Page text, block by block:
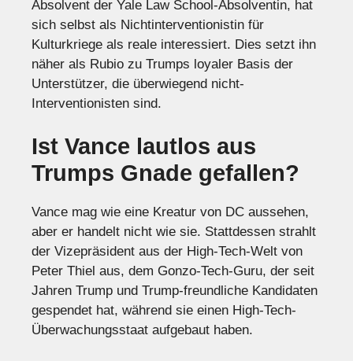
Absolvent der Yale Law School-Absolventin, hat
sich selbst als Nichtinterventionistin für
Kulturkriege als reale interessiert. Dies setzt ihn
näher als Rubio zu Trumps loyaler Basis der
Unterstützer, die überwiegend nicht-
Interventionisten sind.
Ist Vance lautlos aus
Trumps Gnade gefallen?
Vance mag wie eine Kreatur von DC aussehen,
aber er handelt nicht wie sie. Stattdessen strahlt
der Vizepräsident aus der High-Tech-Welt von
Peter Thiel aus, dem Gonzo-Tech-Guru, der seit
Jahren Trump und Trump-freundliche Kandidaten
gespendet hat, während sie einen High-Tech-
Überwachungsstaat aufgebaut haben.